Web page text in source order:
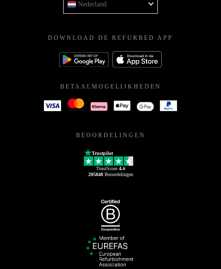
Nederland
DOWNLOAD DE REFURBED APP
BETAALMOGELIJKHEDEN
BEOORDELINGEN
Trustpilot
TrustScore 4.6
205848Beoordelingen